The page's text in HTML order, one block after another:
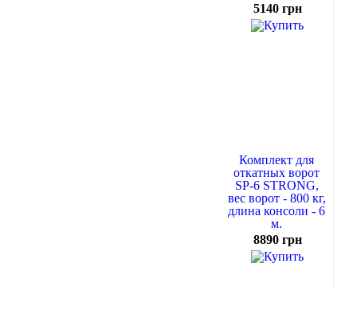
5140 грн
Комплект для
откатных ворот
SP-6 STRONG,
вес ворот - 800 кг,
длина консоли - 6
м.
8890 грн